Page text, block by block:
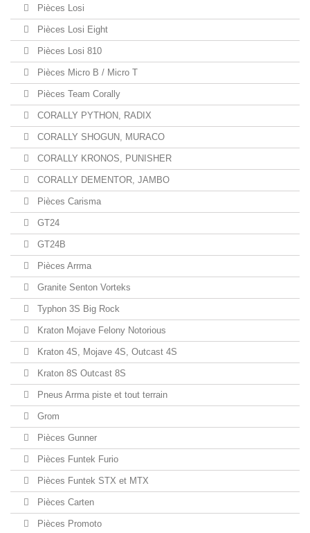
Pièces Losi
Pièces Losi Eight
Pièces Losi 810
Pièces Micro B / Micro T
Pièces Team Corally
CORALLY PYTHON, RADIX
CORALLY SHOGUN, MURACO
CORALLY KRONOS, PUNISHER
CORALLY DEMENTOR, JAMBO
Pièces Carisma
GT24
GT24B
Pièces Arrma
Granite Senton Vorteks
Typhon 3S Big Rock
Kraton Mojave Felony Notorious
Kraton 4S, Mojave 4S, Outcast 4S
Kraton 8S Outcast 8S
Pneus Arrma piste et tout terrain
Grom
Pièces Gunner
Pièces Funtek Furio
Pièces Funtek STX et MTX
Pièces Carten
Pièces Promoto